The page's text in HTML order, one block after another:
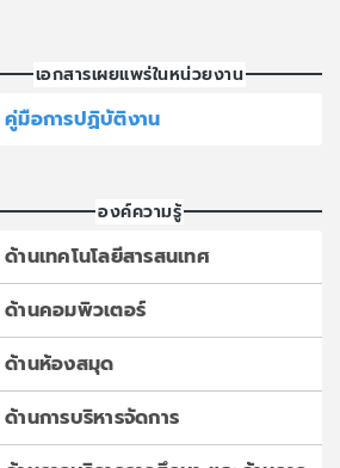
เอกสารเผยแพร่ในหน่วยงาน
คู่มือการปฏิบัติงาน
องค์ความรู้
ด้านเทคโนโลยีสารสนเทศ
ด้านคอมพิวเตอร์
ด้านห้องสมุด
ด้านการบริหารจัดการ